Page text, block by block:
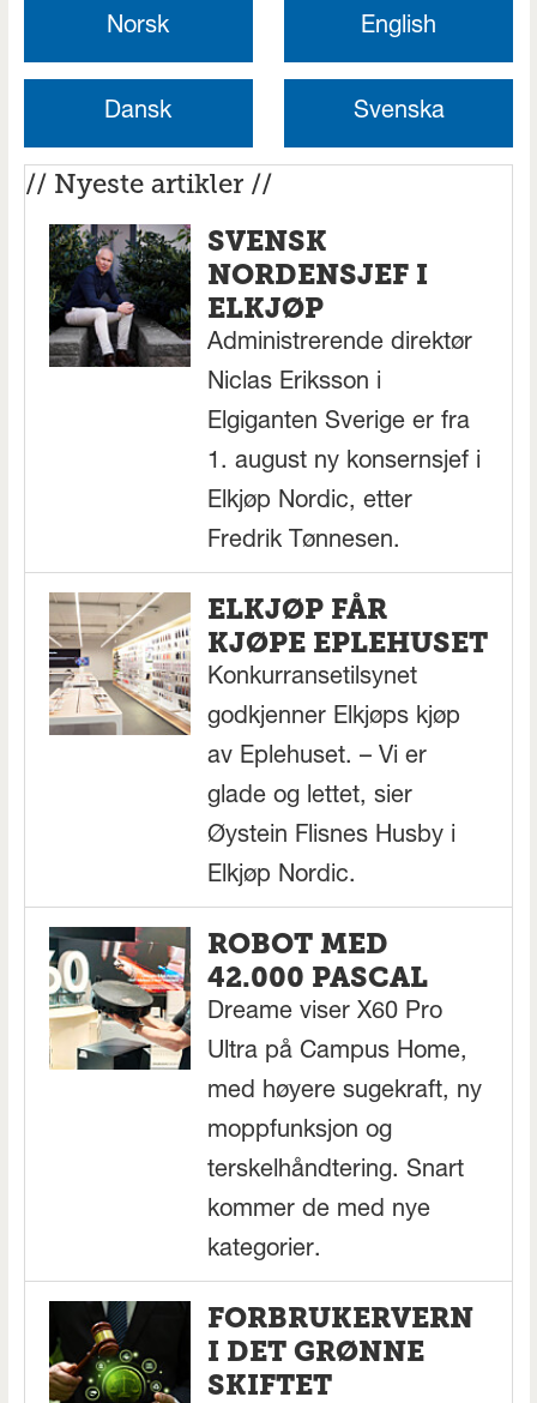
Norsk English
Dansk Svenska
// Nyeste artikler //
SVENSK
NORDENSJEF I
ELKJØP
Administrerende direktør
Niclas Eriksson i
Elgiganten Sverige er fra
1. august ny konsernsjef i
Elkjøp Nordic, etter
Fredrik Tønnesen.
ELKJØP FÅR
KJØPE EPLEHUSET
Konkurransetilsynet
godkjenner Elkjøps kjøp
av Eplehuset. – Vi er
glade og lettet, sier
Øystein Flisnes Husby i
Elkjøp Nordic.
ROBOT MED
42.000 PASCAL
Dreame viser X60 Pro
Ultra på Campus Home,
med høyere sugekraft, ny
moppfunksjon og
terskelhåndtering. Snart
kommer de med nye
kategorier.
FORBRUKERVERN
I DET GRØNNE
SKIFTET